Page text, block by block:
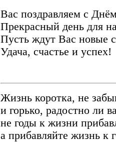
Вас поздравляем с
Прекрасный день для
Пусть ждут Вас новые
Удача, счастье и успех!
Жизнь коротка, не
и горько, радостно ли
не годы к жизни
а прибавляйте жизнь к